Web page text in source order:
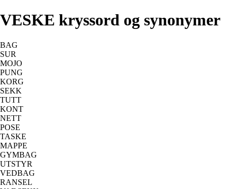
VESKE kryssord og synonymer
BAG
SUR
MOJO
PUNG
KORG
SEKK
TUTT
KONT
NETT
POSE
TASKE
MAPPE
GYMBAG
UTSTYR
VEDBAG
RANSEL